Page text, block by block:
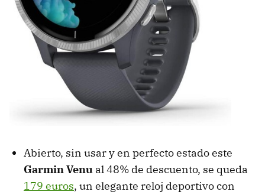
Abierto, sin usar y en perfecto estado este
Garmin Venu al 48% de descuento, se queda
179 euros, un elegante reloj deportivo con